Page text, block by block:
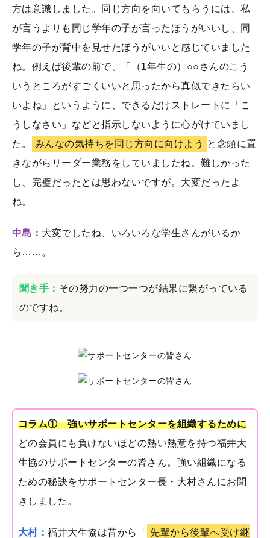
方は意識しました。同じ方向を向いてもらうには、私
が言うよりも同じ学年の子が言ったほうがいいし、同
学年の子が背中を見せたほうがいいと感じていました
ね。例えば後輩の前で、「（1年生の）○○さんのこう
いうところがすごくいいと思ったから真似できたらい
いよね」というように、できるだけストレートに「こ
うしなさい」などと指示しないように心がけていまし
た。
みんなの気持ちを同じ方向に向けよう
と念頭に置
きながらリーダー業務をしていましたね。難しかった
し、完璧だったとは思わないですが。大変だったよ
ね。
中島： 大変でしたね、いろいろな学生さんがいるか
ら……。
聞き手： その努力の一つ一つが結果に繋がっている
のですね。
コラム① 強いサポートセンターを組織するために
どの会員にも負けないほどの熱い熱意を持つ福井大
生協のサポートセンターの皆さん。強い組織になる
ための秘訣をサポートセンター長・大村さんにお聞
きしました。
大村：福井大生協は昔から「
先輩から後輩へ受け継